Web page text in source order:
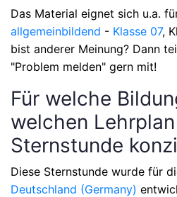
Das Material eignet sich u.a.
allgemeinbildend - Klasse 07,
bist anderer Meinung? Dann
"Problem melden" gern mit!
Für welche
welchen
Sternstunde
Diese Sternstunde wurde für
Deutschland (Germany)